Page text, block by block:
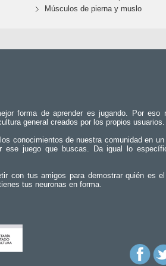
Músculos de pierna y muslo
forma de aprender es jugando. Por eso
general creados por los propios usuarios.
conocimientos de nuestra comunidad en un
ese juego que buscas. Da igual lo
con tus amigos para demostrar quién es
tus neuronas en forma.